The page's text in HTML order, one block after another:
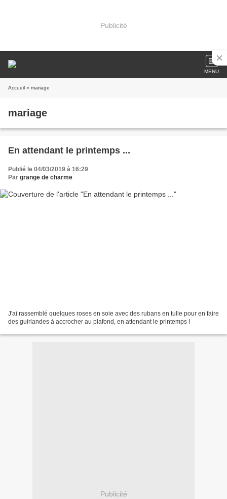
Publicité
MENU
Accueil » mariage
mariage
En attendant le printemps ...
Publié le 04/03/2019 à 16:29
Par grange de charme
J'ai rassemblé quelques roses en soie avec des rubans en tulle pour en faire
des guirlandes à accrocher au plafond, en attendant le printemps !
Publicité